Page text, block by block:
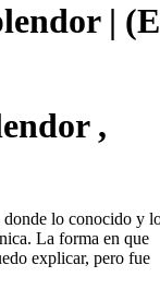
|
,
donde lo conocido y
La forma en que
explicar, pero fue